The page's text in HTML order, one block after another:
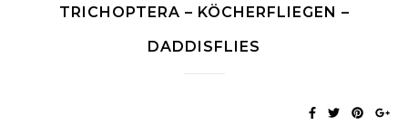
TRICHOPTERA – KÖCHERFLIEGEN –
DADDISFLIES